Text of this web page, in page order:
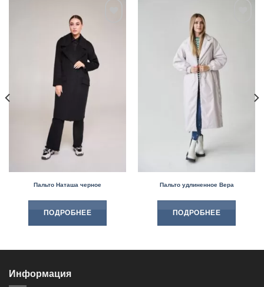
избранное
Пальто Наташа черное
ПОДРОБНЕЕ
избранное
Пальто удлиненное Вера
ПОДРОБНЕЕ
Информация